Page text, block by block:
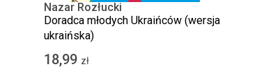
Nazar Rozłucki
Doradca młodych Ukraińców (wersja
ukraińska)
18,99 zł